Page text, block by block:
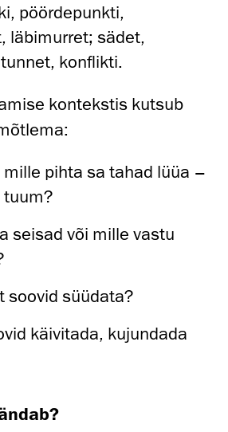
pöördepunkti,
läbimurret; sädet,
konflikti.
kontekstis kutsub
mille pihta sa tahad lüüa –
tuum?
seisad või mille vastu
soovid süüdata?
käivitada, kujundada